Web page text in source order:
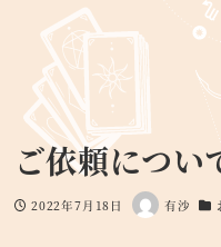
ご依頼につい
投稿日
2022年7月18日
著
有沙
カ